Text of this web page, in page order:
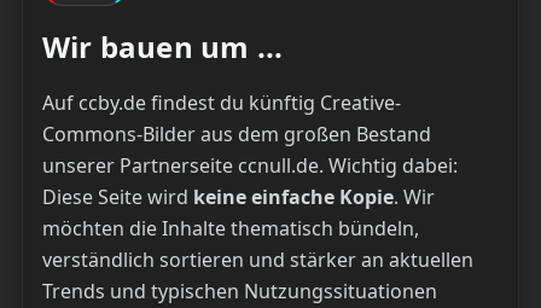
Wir bauen um ...
Auf ccby.de findest du künftig Creative-
Commons-Bilder aus dem großen Bestand
unserer Partnerseite ccnull.de. Wichtig dabei:
Diese Seite wird keine einfache Kopie. Wir
möchten die Inhalte thematisch bündeln,
verständlich sortieren und stärker an aktuellen
Trends und typischen Nutzungssituationen